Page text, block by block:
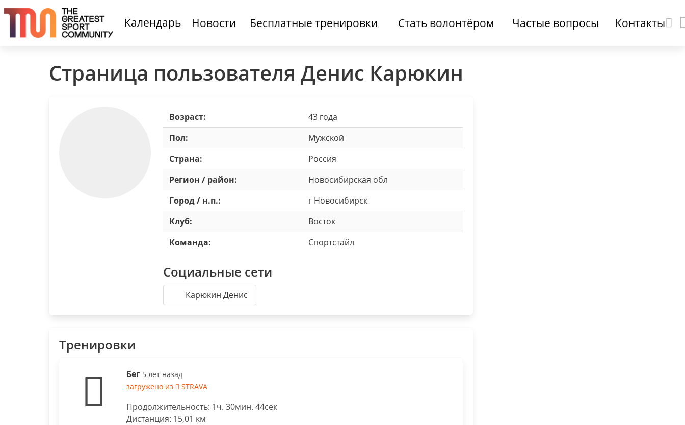
Календарь Новости Бесплатные тренировки Стать волонтёром Частые вопросы Контакты
Страница пользователя Денис Карюкин
Возраст:
43 года
Пол:
Мужской
Страна:
Россия
Регион / район:
Новосибирская обл
Город / н.п.:
г Новосибирск
Клуб:
Восток
Команда:
Спортстайл
Социальные сети
Карюкин Денис
Тренировки
Бег 5 лет назад
загружено из
STRAVA
Продолжительность: 1ч. 30мин. 44сек
Дистанция: 15,01 км